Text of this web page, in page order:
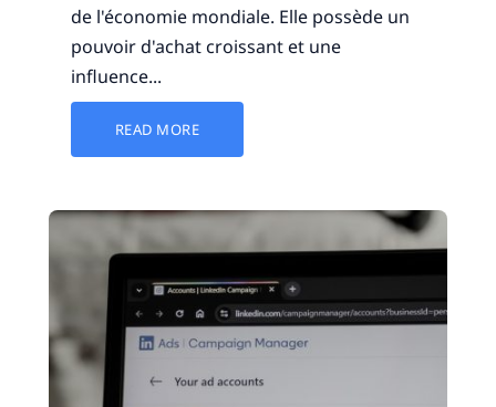
de l'économie mondiale. Elle possède un
pouvoir d'achat croissant et une
influence...
READ MORE